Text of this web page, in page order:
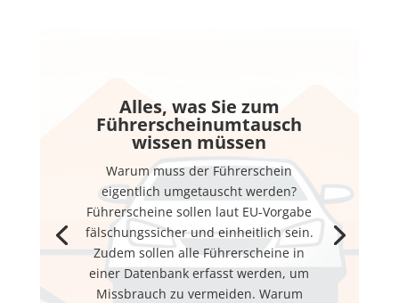
Alles, was Sie zum
Führerscheinumtausch
wissen müssen
Warum muss der Führerschein
eigentlich umgetauscht werden?
Führerscheine sollen laut EU-Vorgabe
fälschungssicher und einheitlich sein.
Zudem sollen alle Führerscheine in
einer Datenbank erfasst werden, um
Missbrauch zu vermeiden. Warum